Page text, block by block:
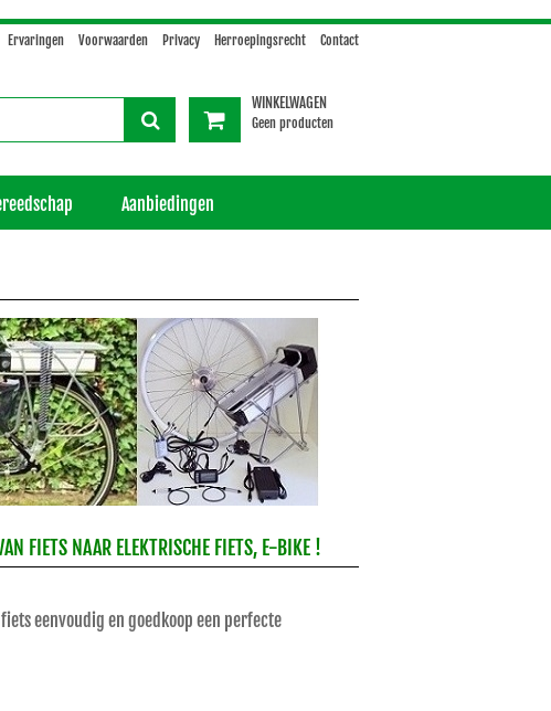
Ervaringen Voorwaarden Privacy Herroepingsrecht Contact
WINKELWAGEN
Geen producten
Aanbiedingen
FIETS NAAR ELEKTRISCHE FIETS, E-BIKE !
eenvoudig en goedkoop een perfecte